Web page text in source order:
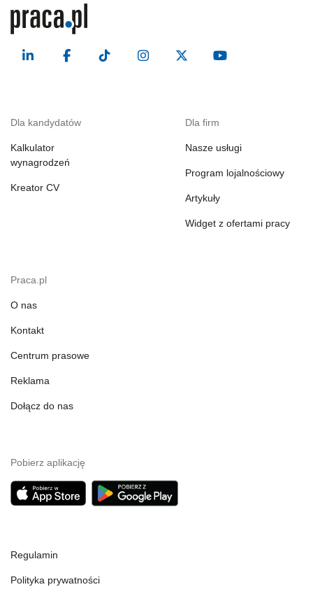
Dla kandydatów
Kalkulator
wynagrodzeń
Kreator CV
Dla firm
Nasze usługi
Program lojalnościowy
Artykuły
Widget z ofertami pracy
Praca.pl
O nas
Kontakt
Centrum prasowe
Reklama
Dołącz do nas
Pobierz aplikację
Regulamin
Polityka prywatności